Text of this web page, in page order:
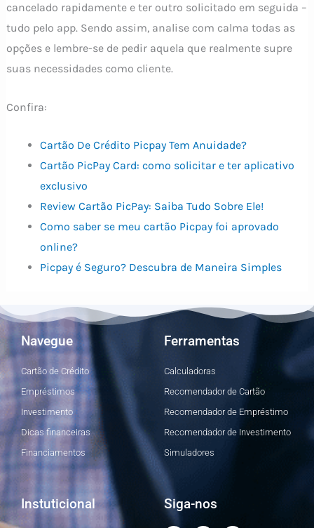
cancelado rapidamente e ter outro solicitado em seguida –
tudo pelo app. Sendo assim, analise com calma todas as
opções e lembre-se de pedir aquela que realmente supre
suas necessidades como cliente.
Confira:
Cartão De Crédito Picpay Tem Anuidade?
Cartão PicPay Card: como solicitar e ter aplicativo
exclusivo
Review Cartão PicPay: Saiba Tudo Sobre Ele!
Como saber se meu cartão Picpay foi aprovado
online?
Picpay é Seguro? Descubra de Maneira Simples
Navegue
Cartão de Crédito
Empréstimos
Investimento
Dicas financeiras
Financiamentos
Ferramentas
Calculadoras
Recomendador de Cartão
Recomendador de Empréstimo
Recomendador de Investimento
Simuladores
Instuticional Siga-nos